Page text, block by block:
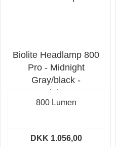
Biolite Headlamp 800
Pro - Midnight
Gray/black -
Pandelampe
800 Lumen
DKK 1.056,00